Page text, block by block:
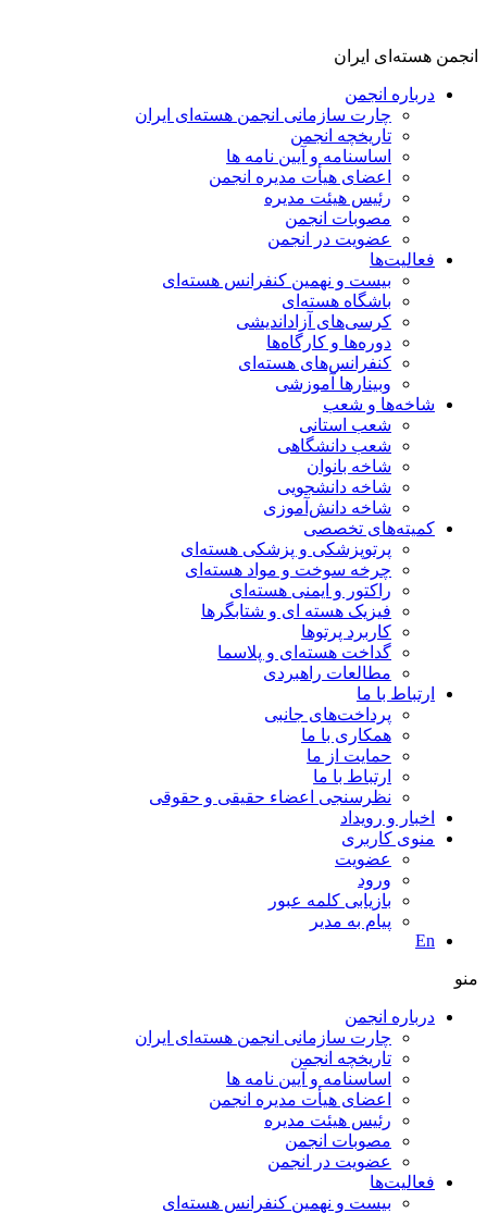
انجمن هسته‌ای ایران
درباره انجمن
چارت سازمانی انجمن هسته‌ای ایران
تاریخچه انجمن
اساسنامه و آیین نامه ها
اعضای هیأت مدیره انجمن
رئیس هیئت مدیره
مصوبات انجمن
عضویت در انجمن
فعالیت‌ها
بیست و نهمین کنفرانس هسته‌ای
باشگاه هسته‌ای
کرسی‌های آزاداندیشی
دوره‌ها و کارگاه‌ها
کنفرانس‌های هسته‌ای
وبینارها آموزشی
شاخه‌ها و شعب
شعب استانی
شعب دانشگاهی
شاخه بانوان
شاخه دانشجویی
شاخه دانش‌آموزی
کمیته‌های تخصصی
پرتوپزشکی و پزشکی هسته‌ای
چرخه سوخت و مواد هسته‌ای
راکتور و ایمنی هسته‌ای
فیزیک هسته ای و شتابگرها
کاربرد پرتوها
گداخت هسته‌ای و پلاسما
مطالعات راهبردی
ارتباط با ما
پرداخت‌های جانبی
همکاری با ما
حمايت از ما
ارتباط با ما
نظر‌سنجی اعضاء حقیقی و حقوقی
اخبار و رويداد
منوی کاربری
عضویت
ورود
بازیابی کلمه عبور
پیام به مدير
En
منو
درباره انجمن
چارت سازمانی انجمن هسته‌ای ایران
تاریخچه انجمن
اساسنامه و آیین نامه ها
اعضای هیأت مدیره انجمن
رئیس هیئت مدیره
مصوبات انجمن
عضویت در انجمن
فعالیت‌ها
بیست و نهمین کنفرانس هسته‌ای